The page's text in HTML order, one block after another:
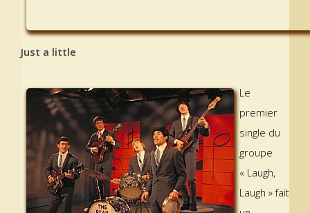
Just a little
Le
premier
single du
groupe
« Laugh,
Laugh » fait